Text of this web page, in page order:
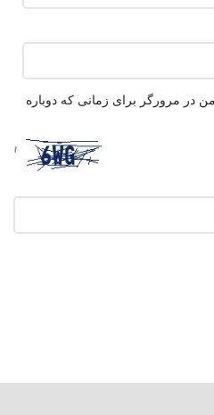
در مرورگر برای زمانی که دوباره